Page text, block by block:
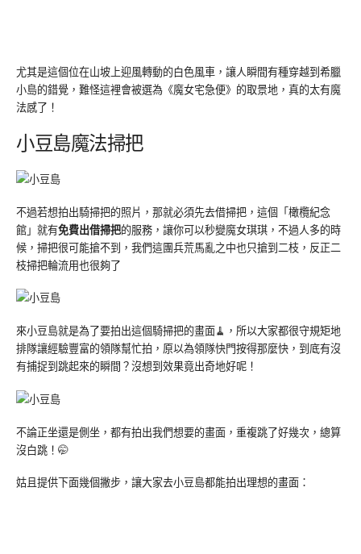
尤其是這個位在山坡上迎風轉動的白色風車，讓人瞬間有種穿越到希臘
小島的錯覺，難怪這裡會被選為《魔女宅急便》的取景地，真的太有魔
法感了！
小豆島魔法掃把
不過若想拍出騎掃把的照片，那就必須先去借掃把，這個「橄欖紀念
館」就有免費出借掃把的服務，讓你可以秒變魔女琪琪，不過人多的時
候，掃把很可能搶不到，我們這團兵荒馬亂之中也只搶到二枝，反正二
枝掃把輪流用也很夠了
來小豆島就是為了要拍出這個騎掃把的畫面🧹，所以大家都很守規矩地
排隊讓經驗豐富的領隊幫忙拍，原以為領隊快門按得那麼快，到底有沒
有捕捉到跳起來的瞬間？沒想到效果竟出奇地好呢！
不論正坐還是側坐，都有拍出我們想要的畫面，重複跳了好幾次，總算
沒白跳！🤭
姑且提供下面幾個撇步，讓大家去小豆島都能拍出理想的畫面：